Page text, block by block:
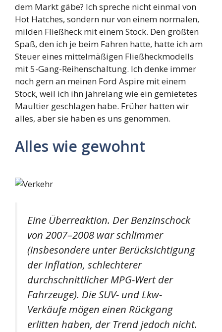
dem Markt gäbe? Ich spreche nicht einmal von
Hot Hatches, sondern nur von einem normalen,
milden Fließheck mit einem Stock. Den größten
Spaß, den ich je beim Fahren hatte, hatte ich am
Steuer eines mittelmäßigen Fließheckmodells
mit 5-Gang-Reihenschaltung. Ich denke immer
noch gern an meinen Ford Aspire mit einem
Stock, weil ich ihn jahrelang wie ein gemietetes
Maultier geschlagen habe. Früher hatten wir
alles, aber sie haben es uns genommen.
Alles wie gewohnt
Eine Überreaktion. Der Benzinschock
von 2007–2008 war schlimmer
(insbesondere unter Berücksichtigung
der Inflation, schlechterer
durchschnittlicher MPG-Wert der
Fahrzeuge). Die SUV- und Lkw-
Verkäufe mögen einen Rückgang
erlitten haben, der Trend jedoch nicht.